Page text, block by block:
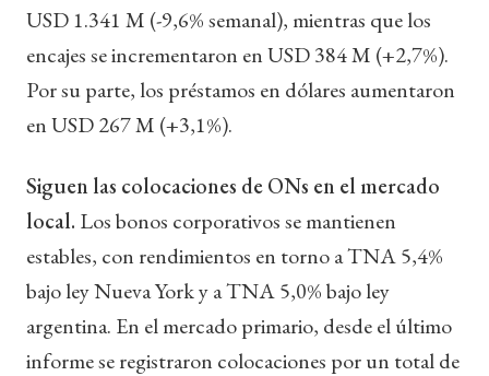
USD 1.341 M (-9,6% semanal), mientras que los
encajes se incrementaron en USD 384 M (+2,7%).
Por su parte, los préstamos en dólares aumentaron
en USD 267 M (+3,1%).
Siguen las colocaciones de ONs en el mercado
local. Los bonos corporativos se mantienen
estables, con rendimientos en torno a TNA 5,4%
bajo ley Nueva York y a TNA 5,0% bajo ley
argentina. En el mercado primario, desde el último
informe se registraron colocaciones por un total de